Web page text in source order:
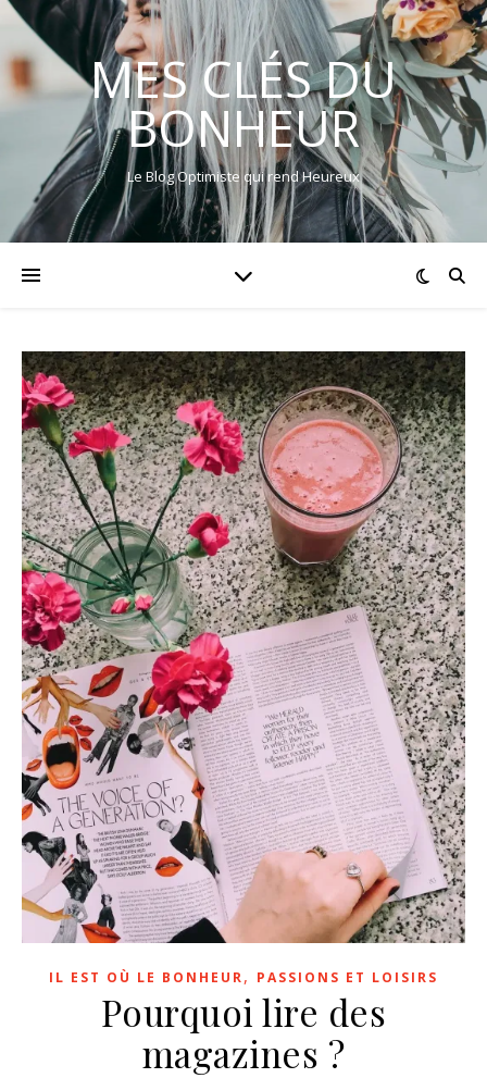
MES CLÉS DU
BONHEUR
Le Blog Optimiste qui rend Heureux
IL EST OÙ LE BONHEUR, PASSIONS ET LOISIRS
Pourquoi lire des
magazines ?